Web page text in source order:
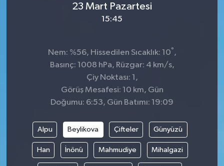
23 Mart Pazartesi
15:45
Nem: %56, Hissedilen Sıcaklık: 10° ,
Basınç: 1008 hPa, Rüzgar: 4 km/s,
Çiy Noktası: 1,
Görüş Mesafesi: 10 km, Gün
Doğumu: 6:53, Gün Batımı: 19:09
Alpu Beylikova Çifteler Günyüzü
Han İnönü Mahmudiye Mihalgazi
Erdek
Gönen
Havran
İvrindi